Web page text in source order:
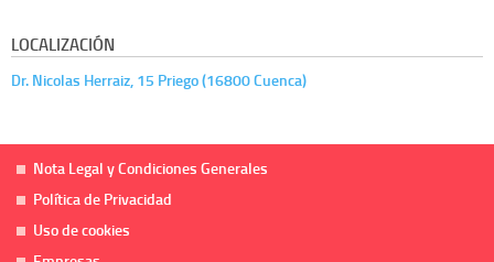
LOCALIZACIÓN
Dr. Nicolas Herraiz, 15 Priego (16800 Cuenca)
Nota Legal y Condiciones Generales
Política de Privacidad
Uso de cookies